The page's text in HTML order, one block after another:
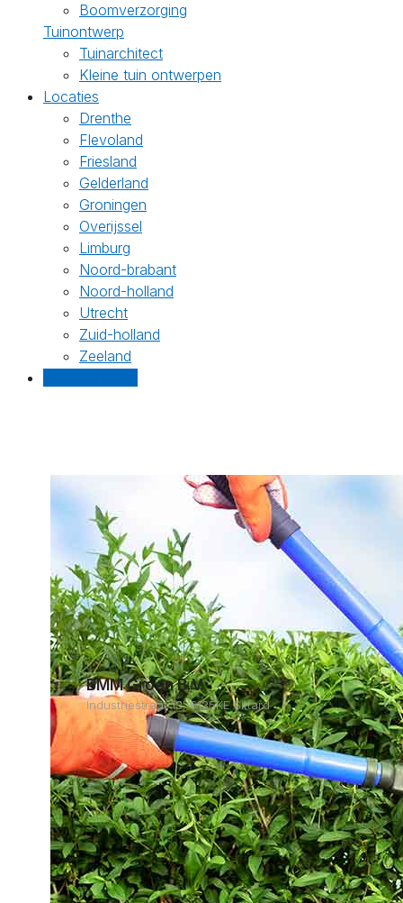
Boomverzorging
Tuinontwerp
Tuinarchitect
Kleine tuin ontwerpen
Locaties
Drenthe
Flevoland
Friesland
Gelderland
Groningen
Overijssel
Limburg
Noord-brabant
Noord-holland
Utrecht
Zuid-holland
Zeeland
BMM Groen B.V.
Industriestraat 13, 6135KE Sittard